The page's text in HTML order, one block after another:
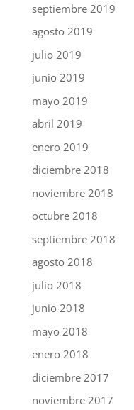
septiembre 2019
agosto 2019
julio 2019
junio 2019
mayo 2019
abril 2019
enero 2019
diciembre 2018
noviembre 2018
octubre 2018
septiembre 2018
agosto 2018
julio 2018
junio 2018
mayo 2018
enero 2018
diciembre 2017
noviembre 2017